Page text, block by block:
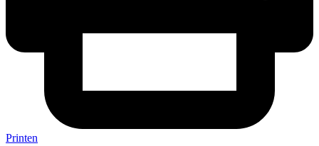
Printen